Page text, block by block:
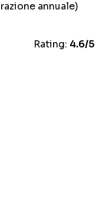
annuale)
Rating: 4.6/5